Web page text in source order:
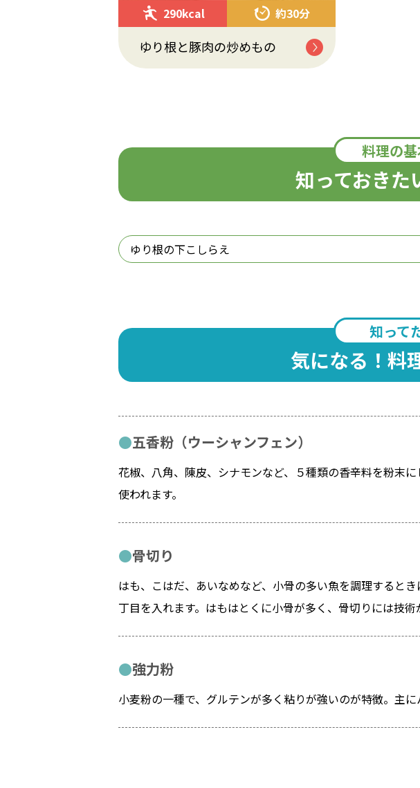
290kcal 約30分
ゆり根と豚肉の炒めもの
料理の基
知っておきた
ゆり根の下こしらえ
知って
気になる！料
五香粉（ウーシャンフェン）
花椒、八角、陳皮、シナモンなど、５種類の香辛料を粉末
使われます。
骨切り
はも、こはだ、あいなめなど、小骨の多い魚を調理すると
丁目を入れます。はもはとくに小骨が多く、骨切りには技
強力粉
小麦粉の一種で、グルテンが多く粘りが強いのが特徴。主に